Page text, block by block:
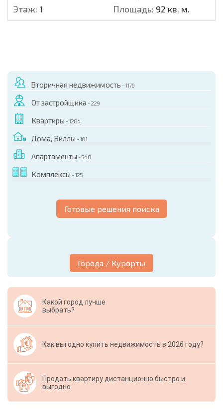
Этаж: 1 Площадь: 92 кв. м.
Вторичная недвижимость - 1176
От застройщика - 229
Квартиры - 1284
Дома, Виллы - 101
Апартаменты - 548
Комплексы - 125
Готовые решения поиска
Города / Курорты
Какой город лучше
выбрать?
Как выгодно купить недвижимость в 2026 году?
Продать квартиру дистанционно быстро и
выгодно